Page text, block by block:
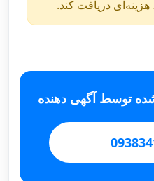
هزینه‌ای دریافت کند.
توسط آگهی دهنده